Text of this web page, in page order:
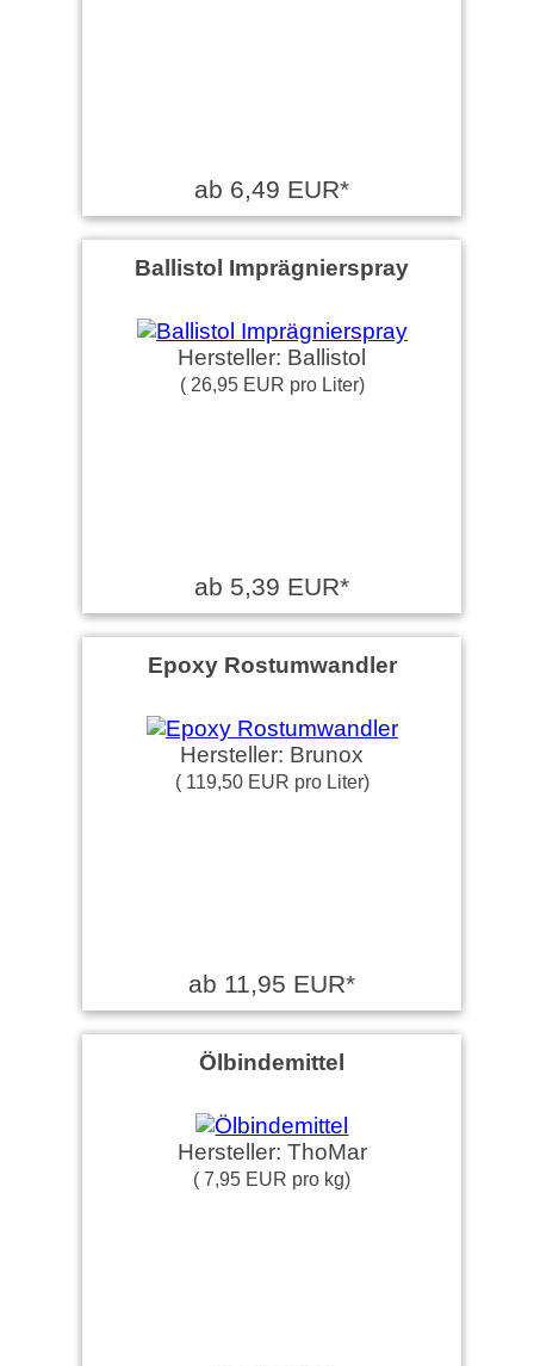
ab 6,49 EUR*
Ballistol Imprägnierspray
Hersteller: Ballistol
( 26,95 EUR pro Liter)
ab 5,39 EUR*
Epoxy Rostumwandler
Hersteller: Brunox
( 119,50 EUR pro Liter)
ab 11,95 EUR*
Ölbindemittel
Hersteller: ThoMar
( 7,95 EUR pro kg)